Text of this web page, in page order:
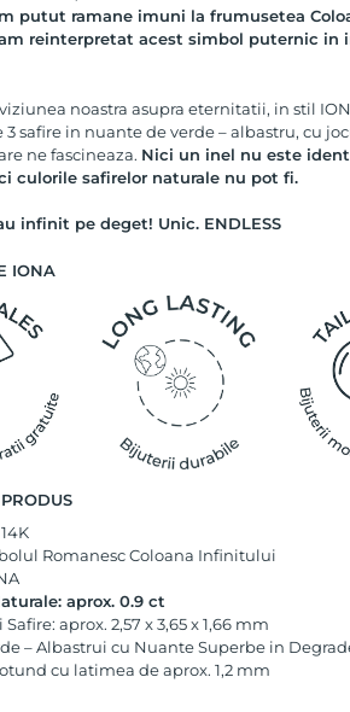
putut ramane imuni la frumusetea
reinterpretat acest simbol puternic in
noastra asupra eternitatii, in stil
3 safire in nuante de verde – albastru, cu
ne fascineaza. Nici un inel nu este
culorile safirelor naturale nu pot fi.
infinit pe deget! Unic. ENDLESS
IONA
Romanesc Coloana Infinitului
aprox. 0.9 ct
aprox. 2,57 x 3,65 x 1,66 mm
– Albastrui cu Nuante Superbe in
cu latimea de aprox. 1,2 mm